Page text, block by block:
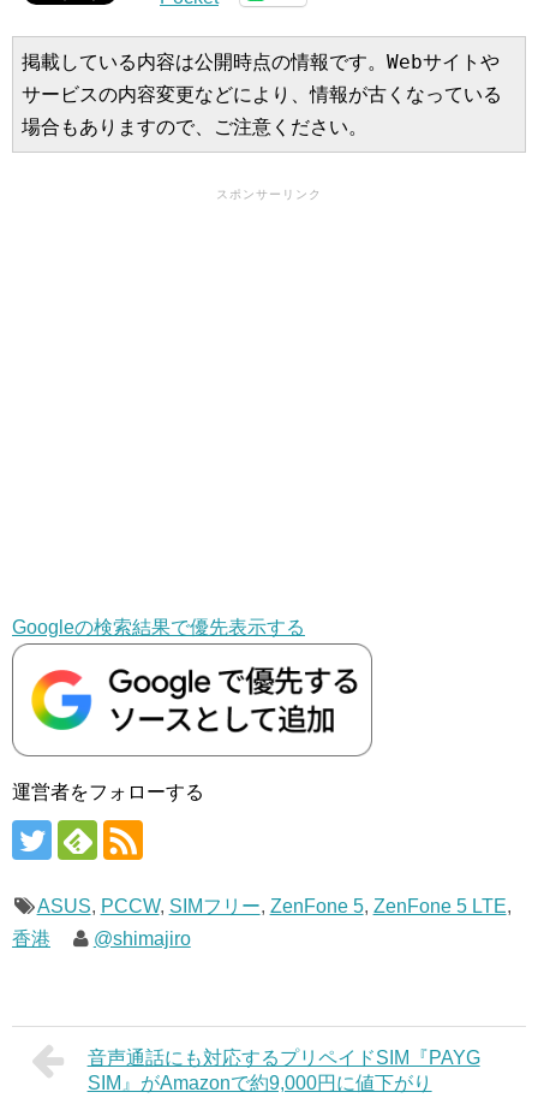
掲載している内容は公開時点の情報です。Webサイトや
サービスの内容変更などにより、情報が古くなっている
場合もありますので、ご注意ください。
スポンサーリンク
Googleの検索結果で優先表示する
運営者をフォローする
ASUS, PCCW, SIMフリー, ZenFone 5, ZenFone 5 LTE,
香港
@shimajiro
音声通話にも対応するプリペイドSIM『PAYG
SIM』がAmazonで約9,000円に値下がり